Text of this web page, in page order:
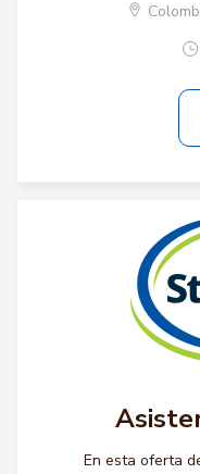
En esta oferta